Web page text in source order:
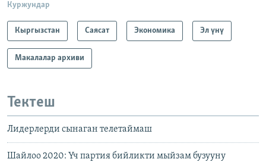
Куржундар
Кыргызстан Саясат Экономика Эл үнү
Макалалар архиви
Тектеш
Лидерлерди сынаган телетаймаш
Шайлоо 2020: Үч партия бийликти мыйзам бузууну